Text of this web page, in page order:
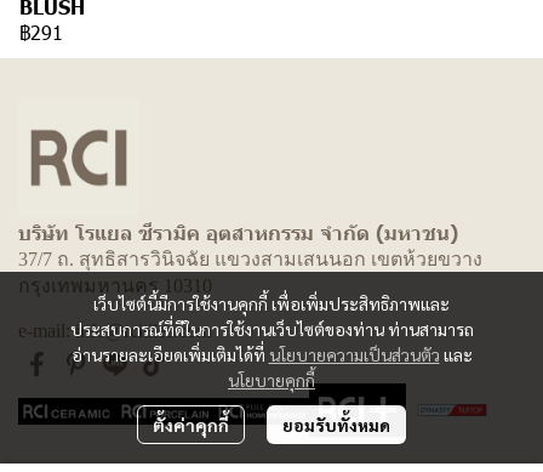
BLUSH
฿291
เว็บไซต์นี้มีการใช้งานคุกกี้ เพื่อเพิ่มประสิทธิภาพและ
ประสบการณ์ที่ดีในการใช้งานเว็บไซต์ของท่าน ท่านสามารถ
อ่านรายละเอียดเพิ่มเติมได้ที่ นโยบายความเป็นส่วนตัว และ
นโยบายคุกกี้
ตั้งค่าคุกกี้ ยอมรับทั้งหมด
บริษัท โรแยล ซีรามิค อุตสาหกรรม จำกัด (มหาชน)
37/7 ถ. สุทธิสารวินิจฉัย แขวงสามเสนนอก เขตห้วยขวาง
กรุงเทพมหานคร 10310
e-mail: info@rcitiles.com